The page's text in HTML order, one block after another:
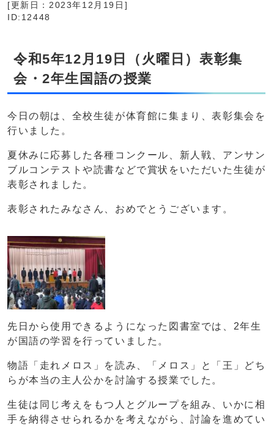
[更新日：2023年12月19日]
ID:12448
令和5年12月19日（火曜日）表彰集
会・2年生国語の授業
今日の朝は、全校生徒が体育館に集まり、表彰集会を
行いました。
夏休みに応募した各種コンクール、新人戦、アンサン
ブルコンテストや読書などで賞状をいただいた生徒が
表彰されました。
表彰されたみなさん、おめでとうございます。
先日から使用できるようになった図書室では、2年生
が国語の学習を行っていました。
物語「走れメロス」を読み、「メロス」と「王」どち
らが本当の主人公かを討論する授業でした。
生徒は同じ考えをもつ人とグループを組み、いかに相
手を納得させられるかを考えながら、討論を進めてい